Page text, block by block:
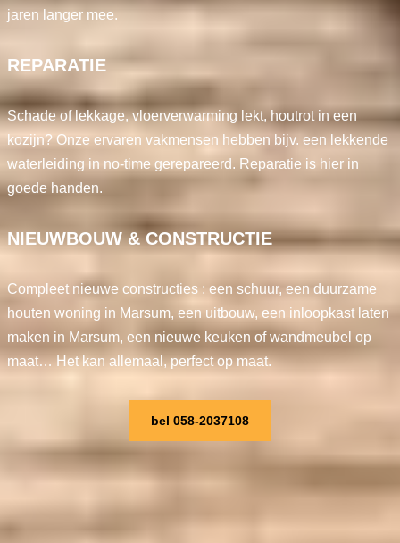
jaren langer mee.
REPARATIE
Schade of lekkage, vloerverwarming lekt, houtrot in een
kozijn? Onze ervaren vakmensen hebben bijv. een lekkende
waterleiding in no-time gerepareerd. Reparatie is hier in
goede handen.
NIEUWBOUW & CONSTRUCTIE
Compleet nieuwe constructies : een schuur, een duurzame
houten woning in Marsum, een uitbouw, een inloopkast laten
maken in Marsum, een nieuwe keuken of wandmeubel op
maat… Het kan allemaal, perfect op maat.
bel 058-2037108